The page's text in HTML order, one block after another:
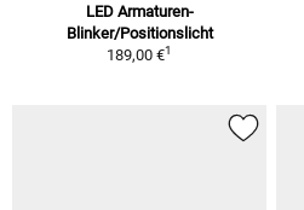
LED Armaturen-
Blinker/Positionslicht
189,00 €1